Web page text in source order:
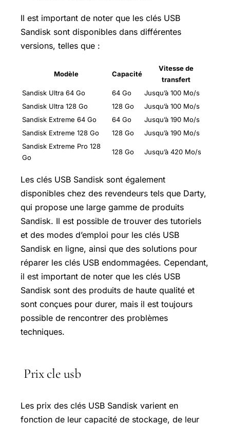
Il est important de noter que les clés USB
Sandisk sont disponibles dans différentes
versions, telles que :
Modèle Capacité
Vitesse de
transfert
Sandisk Ultra 64 Go
64 Go
Jusqu’à 100 Mo/s
Sandisk Ultra 128 Go
128 Go
Jusqu’à 100 Mo/s
Sandisk Extreme 64 Go
64 Go
Jusqu’à 190 Mo/s
Sandisk Extreme 128 Go
128 Go
Jusqu’à 190 Mo/s
Sandisk Extreme Pro 128
Go
128 Go Jusqu’à 420 Mo/s
Les clés USB Sandisk sont également
disponibles chez des revendeurs tels que Darty,
qui propose une large gamme de produits
Sandisk. Il est possible de trouver des tutoriels
et des modes d’emploi pour les clés USB
Sandisk en ligne, ainsi que des solutions pour
réparer les clés USB endommagées. Cependant,
il est important de noter que les clés USB
Sandisk sont des produits de haute qualité et
sont conçues pour durer, mais il est toujours
possible de rencontrer des problèmes
techniques.
Prix cle usb
Les prix des clés USB Sandisk varient en
fonction de leur capacité de stockage, de leur